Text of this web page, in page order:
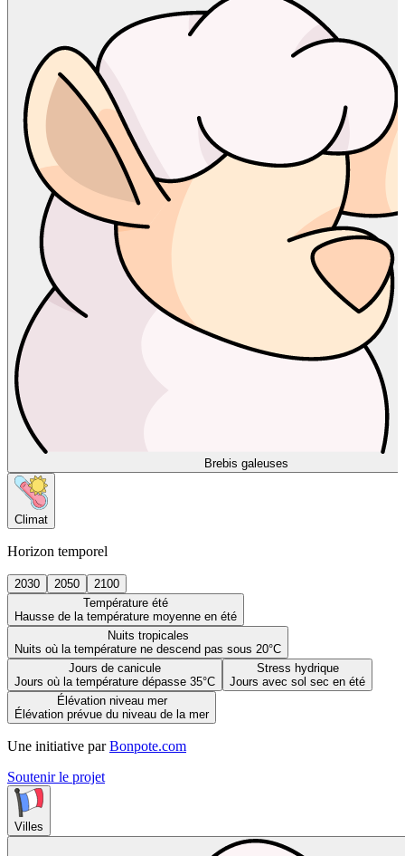
Brebis galeuses
Climat
Horizon temporel
2030 2050
2100
Température été
Hausse de la température moyenne en été
Nuits tropicales
Nuits où la température ne descend pas sous 20°C
Jours de canicule
Jours où la température dépasse 35°C
Stress hydrique
Jours avec sol sec en été
Élévation niveau mer
Élévation prévue du niveau de la mer
Une initiative par Bonpote.com
Soutenir le projet
Villes